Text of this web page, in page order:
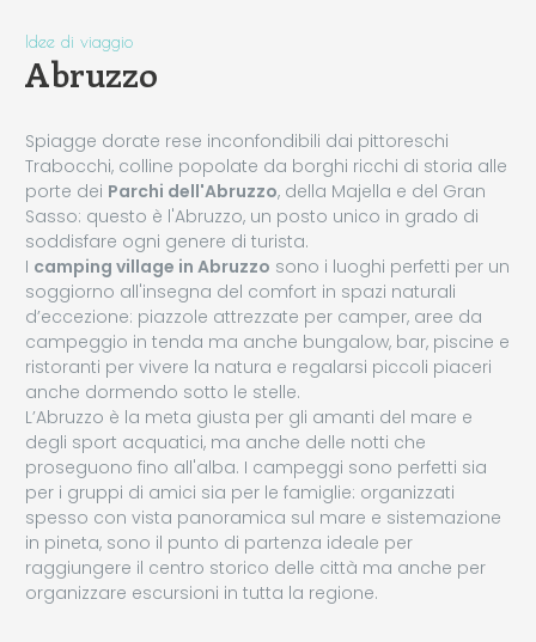
Idee di viaggio
Abruzzo
Spiagge dorate rese inconfondibili dai pittoreschi
Trabocchi, colline popolate da borghi ricchi di storia alle
porte dei Parchi dell'Abruzzo, della Majella e del Gran
Sasso: questo è l'Abruzzo, un posto unico in grado di
soddisfare ogni genere di turista.
I camping village in Abruzzo sono i luoghi perfetti per un
soggiorno all'insegna del comfort in spazi naturali
d’eccezione: piazzole attrezzate per camper, aree da
campeggio in tenda ma anche bungalow, bar, piscine e
ristoranti per vivere la natura e regalarsi piccoli piaceri
anche dormendo sotto le stelle.
L’Abruzzo è la meta giusta per gli amanti del mare e
degli sport acquatici, ma anche delle notti che
proseguono fino all'alba. I campeggi sono perfetti sia
per i gruppi di amici sia per le famiglie: organizzati
spesso con vista panoramica sul mare e sistemazione
in pineta, sono il punto di partenza ideale per
raggiungere il centro storico delle città ma anche per
organizzare escursioni in tutta la regione.